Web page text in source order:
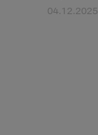
04.12.2025